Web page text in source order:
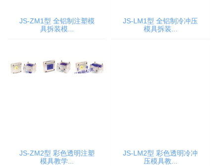
JS-LM1型 全铝制冷冲压
模具拆装...
JS-LM2型 彩色透明冷冲
压模具教...